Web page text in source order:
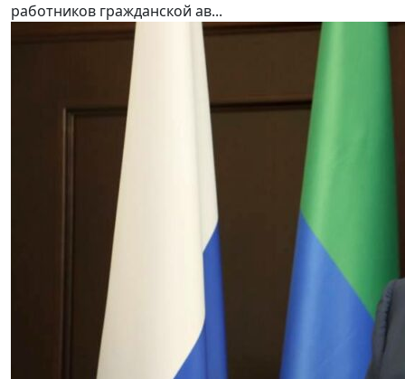
работников гражданской ав...